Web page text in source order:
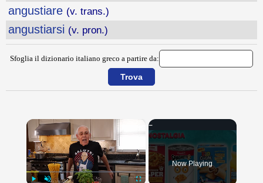
angustiare (v. trans.)
angustiarsi (v. pron.)
Sfoglia il dizionario italiano greco a partire da:
Now Playing